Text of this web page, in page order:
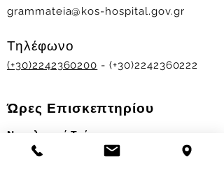
grammateia@kos-hospital.gov.gr
Τηλέφωνο
(+30)2242360200 - (+30)2242360222
Ώρες Επισκεπτηρίου
Νοσηλευτικά Τμήματα
Χειμερινό ωράριο: 11.00-13.00
17.30-19.30